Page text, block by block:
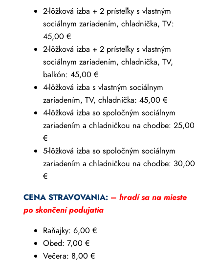
2-lôžková izba + 2 prísteľky s vlastným
sociálnym zariadením, chladnička, TV:
45,00 €
2-lôžková izba + 2 prísteľky s vlastným
sociálnym zariadením, chladnička, TV,
balkón: 45,00 €
4-lôžková izba s vlastným sociálnym
zariadením, TV, chladnička: 45,00 €
4-lôžková izba so spoločným sociálnym
zariadením a chladničkou na chodbe: 25,00
€
5-lôžková izba so spoločným sociálnym
zariadením a chladničkou na chodbe: 30,00
€
CENA STRAVOVANIA: – hradí sa na mieste
po skončení podujatia
Raňajky: 6,00 €
Obed: 7,00 €
Večera: 8,00 €